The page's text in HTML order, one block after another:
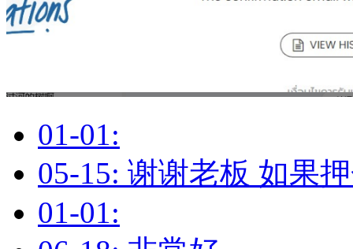
01-01:
05-15: 谢谢老板 如果
01-01: